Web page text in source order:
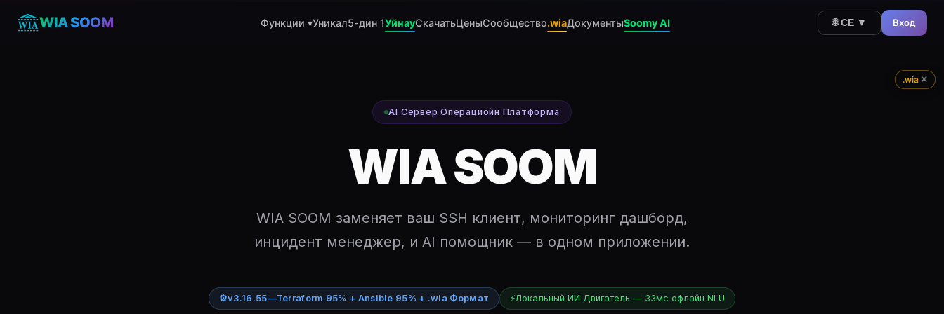
WIA SOOM Функции ▾Уникал5-дин 1УйнауСкачатьЦеныСообщество.wiaДокументыSoomy AI 🌐 CE ▼ Вход
AI Сервер Операциойн Платформа
WIA SOOM
WIA SOOM заменяет ваш SSH клиент, мониторинг дашборд,
инцидент менеджер, и AI помощник — в одном приложении.
⚙v3.16.55—Terraform 95% + Ansible 95% + .wia Формат ⚡Локальный ИИ Двигатель — 33мс офлайн NLU
.wia ✕